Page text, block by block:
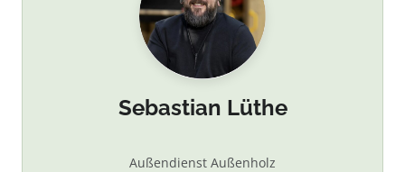
Sebastian Lüthe
Außendienst Außenholz